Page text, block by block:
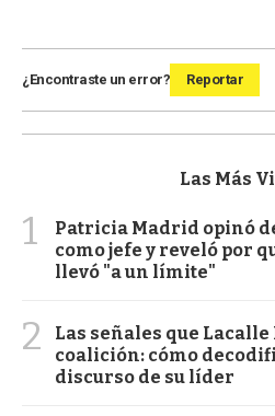
¿Encontraste un error? Reportar
Las Más
1
Patricia Madrid opinó
como jefe y reveló por
llevó "a un límite"
2
Las señales que Lacalle
coalición: cómo
discurso de su líder